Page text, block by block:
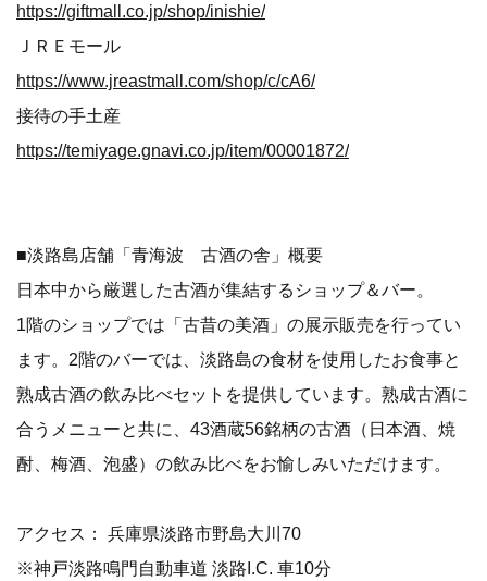
https://giftmall.co.jp/shop/inishie/
ＪＲＥモール
https://www.jreastmall.com/shop/c/cA6/
接待の手土産
https://temiyage.gnavi.co.jp/item/00001872/
■淡路島店舗「青海波 古酒の舎」概要
日本中から厳選した古酒が集結するショップ＆バー。
1階のショップでは「古昔の美酒」の展示販売を行ってい
ます。2階のバーでは、淡路島の食材を使用したお食事と
熟成古酒の飲み比べセットを提供しています。熟成古酒に
合うメニューと共に、43酒蔵56銘柄の古酒（日本酒、焼
酎、梅酒、泡盛）の飲み比べをお愉しみいただけます。
アクセス： 兵庫県淡路市野島大川70
※神戸淡路鳴門自動車道 淡路I.C. 車10分